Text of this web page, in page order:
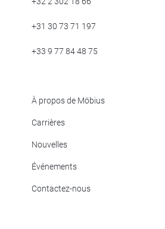
+31 30 73 71 197
+33 9 77 84 48 75
À propos de Möbius
Carrières
Nouvelles
Événements
Contactez-nous